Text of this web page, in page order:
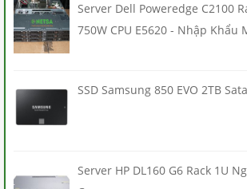
Server Dell Poweredge C2100
750W CPU E5620 - Nhập Khẩu
SSD Samsung 850 EVO 2TB
Server HP DL160 G6 Rack 1U